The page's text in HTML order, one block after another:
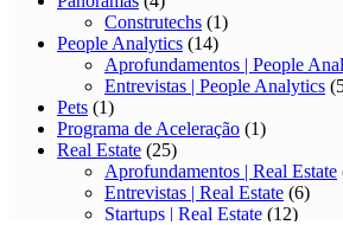
Construtechs (1)
People Analytics (14)
Aprofundamentos | People
Entrevistas | People Analytics
Pets (1)
Programa de Aceleração (1)
Real Estate (25)
Aprofundamentos | Real Estate
Entrevistas | Real Estate (6)
Startups | Real Estate (12)